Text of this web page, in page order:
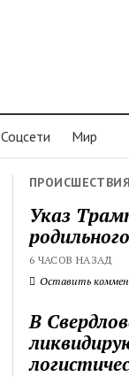
Соцсети Мир
Указ
6 ЧАСОВ НАЗАД
Оставить
В